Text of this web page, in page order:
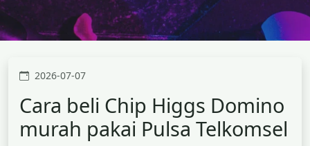
2026-07-07
Cara beli Chip Higgs Domino
murah pakai Pulsa Telkomsel